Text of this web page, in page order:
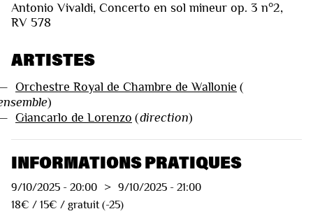
Antonio Vivaldi, Concerto en sol mineur op. 3 n°2,
RV 578
ARTISTES
Orchestre Royal de Chambre de Wallonie (
)
Giancarlo de Lorenzo (direction)
INFORMATIONS PRATIQUES
9/10/2025 - 20:00 > 9/10/2025 - 21:00
18€ / 15€ / gratuit (-25)